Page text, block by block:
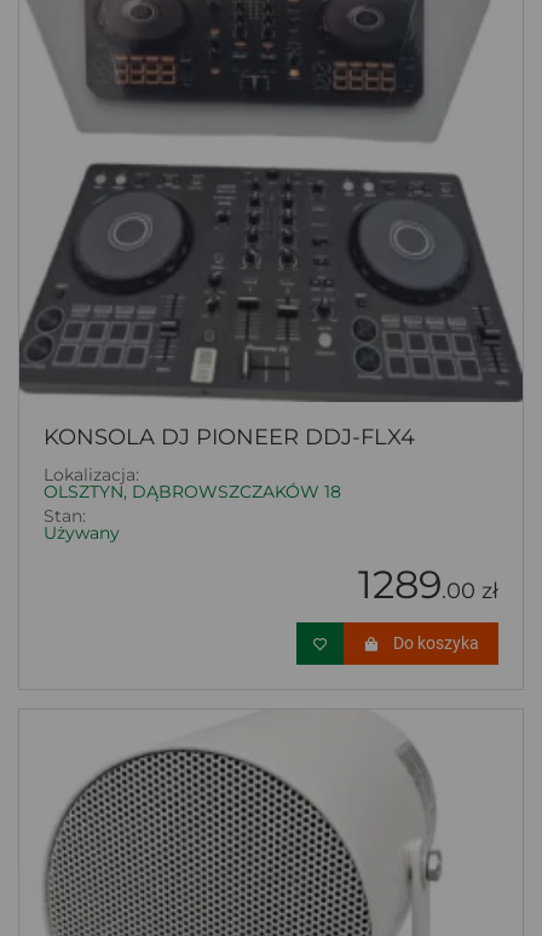
KONSOLA DJ PIONEER DDJ-FLX4
Lokalizacja:
OLSZTYN, DĄBROWSZCZAKÓW 18
Stan:
Używany
1289.00 zł
Do koszyka